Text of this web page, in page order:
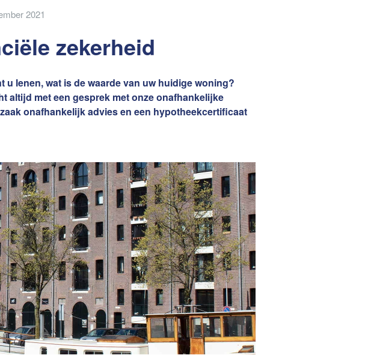
verhuren
jij onze nieuwe makelaar? Woning Waarde Adviesdagen
2021
zekerheid
lenen, wat is de waarde van uw huidige woning?
altijd met een gesprek met onze onafhankelijke
onafhankelijk advies en een hypotheekcertificaat